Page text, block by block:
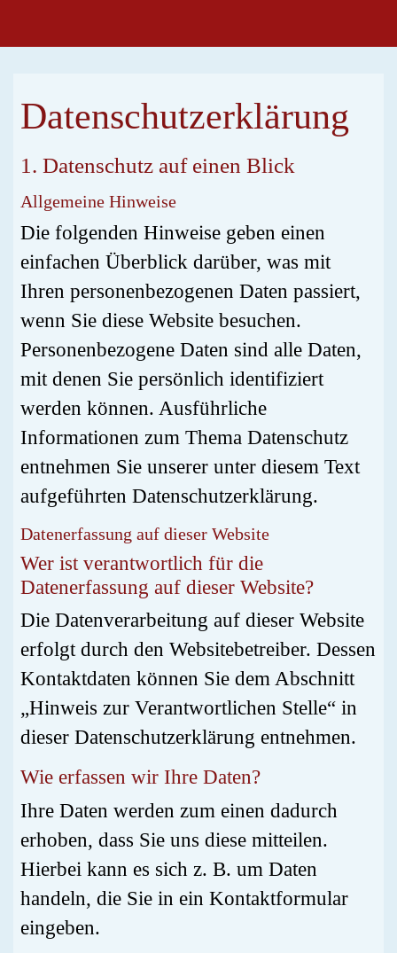
Datenschutz­erklärung
1. Datenschutz auf einen Blick
Allgemeine Hinweise
Die folgenden Hinweise geben einen
einfachen Überblick darüber, was mit
Ihren personenbezogenen Daten passiert,
wenn Sie diese Website besuchen.
Personenbezogene Daten sind alle Daten,
mit denen Sie persönlich identifiziert
werden können. Ausführliche
Informationen zum Thema Datenschutz
entnehmen Sie unserer unter diesem Text
aufgeführten Datenschutzerklärung.
Datenerfassung auf dieser Website
Wer ist verantwortlich für die
Datenerfassung auf dieser Website?
Die Datenverarbeitung auf dieser Website
erfolgt durch den Websitebetreiber. Dessen
Kontaktdaten können Sie dem Abschnitt
„Hinweis zur Verantwortlichen Stelle“ in
dieser Datenschutzerklärung entnehmen.
Wie erfassen wir Ihre Daten?
Ihre Daten werden zum einen dadurch
erhoben, dass Sie uns diese mitteilen.
Hierbei kann es sich z. B. um Daten
handeln, die Sie in ein Kontaktformular
eingeben.